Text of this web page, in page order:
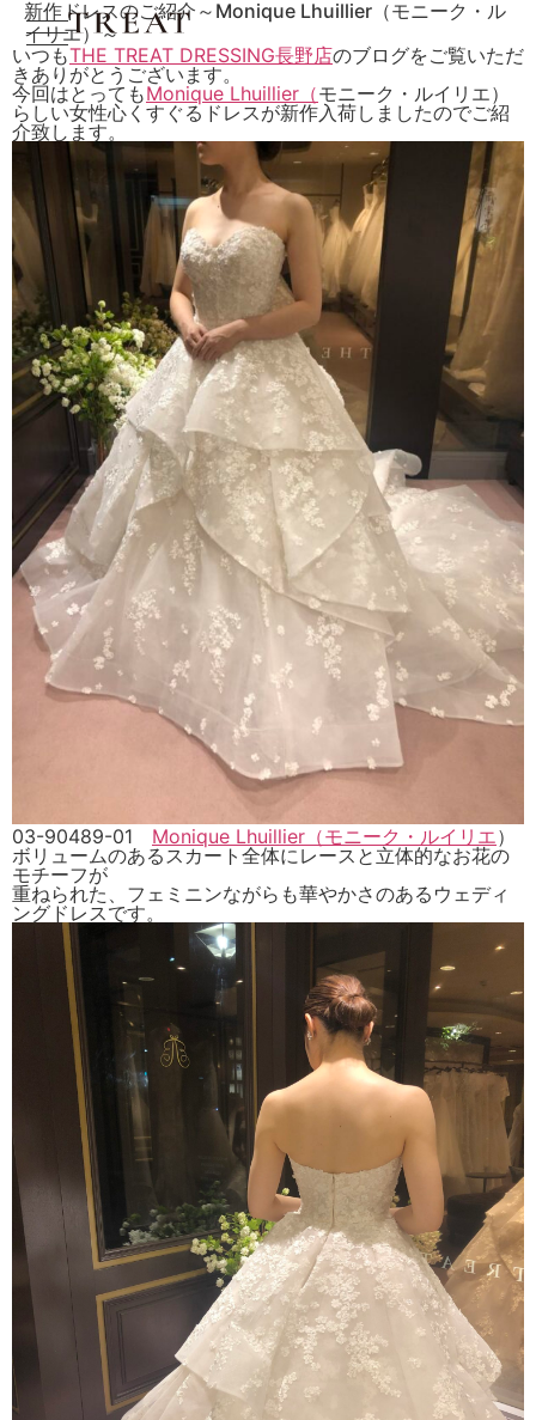
新作ドレスのご紹介～Monique Lhuillier（モニーク・ル
イリエ）～
いつもTHE TREAT DRESSING長野店のブログをご覧いただ
きありがとうございます。
今回はとってもMonique Lhuillier（モニーク・ルイリエ）
らしい女性心くすぐるドレスが新作入荷しましたのでご紹
介致します。
03-90489-01 Monique Lhuillier（モニーク・ルイリエ）
ボリュームのあるスカート全体にレースと立体的なお花の
モチーフが
重ねられた、フェミニンながらも華やかさのあるウェディ
ングドレスです。